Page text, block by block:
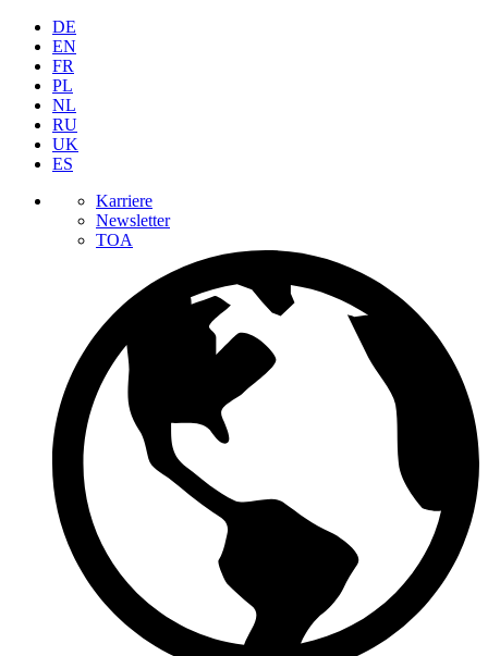
DE
EN
FR
PL
NL
RU
UK
ES
Karriere
Newsletter
TOA